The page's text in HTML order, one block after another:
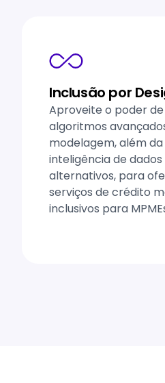
Inclusão por
Aproveite o poder de
algoritmos
modelagem, além da
inteligência de dados
alternativos, para
serviços de crédito
inclusivos para